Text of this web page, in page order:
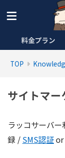
料金プラン
TOP
サイトマー
ラッコサーバ
録 / SMS認証or